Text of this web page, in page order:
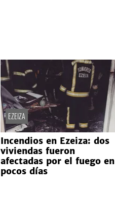
EZEIZA
Incendios en Ezeiza: dos
viviendas fueron
afectadas por el fuego en
pocos días